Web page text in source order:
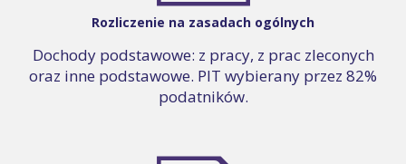
Rozliczenie na zasadach ogólnych
Dochody podstawowe: z pracy, z prac zleconych
oraz inne podstawowe. PIT wybierany przez 82%
podatników.